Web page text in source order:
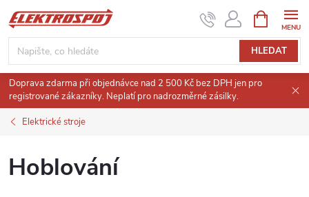
Přejít
na
obsah
HLEDAT
NÁKUPNÍ
KOŠÍK
Doprava zdarma při objednávce nad 2 500 Kč bez DPH jen pro
registrované zákazníky. Neplatí pro nadrozměrné zásilky.
Elektrické stroje
Hoblování